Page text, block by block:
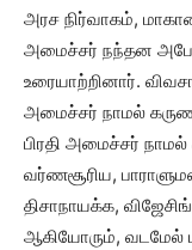
அரச நிர்வாகம்,
அமைச்சர் நந்தன
உரையாற்றினார்.
அமைச்சர் நாமல்
பிரதி அமைச்சர்
வர்ணசூரிய,
திசாநாயக்க,
ஆகியோரும், வடமேல்